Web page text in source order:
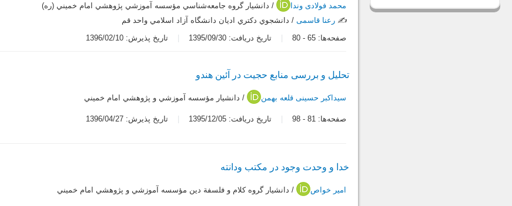
محمد فولادی وندا
/ دانشيار گروه جامعه‌شناسي مؤسسه آموزشي پژوهشي امام خميني (ره)
✍️ رعنا قاسمی / دانشجوي دكتري اديان دانشگاه آزاد اسلامي واحد قم
صفحه‌ها: 65
-
80 تاریخ دریافت: 1395/09/30 تاریخ پذیرش: 1396/02/10
تحلیل و بررسی منابع حجیت در آئین هندو
سیداکبر حسینی قلعه بهمن / دانشيار مؤسسه آموزشي و پژوهشي امام خميني
صفحه‌ها: 81
-
98 تاریخ دریافت: 1395/12/05 تاریخ پذیرش: 1396/04/27
خدا و وحدت وجود در مکتب ودانته
امیر خواص / دانشيار گروه كلام و فلسفة دين مؤسسه آموزشي و پژوهشي امام خميني